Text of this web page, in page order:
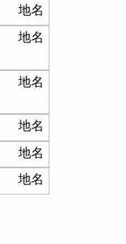
地名
地名
地名
地名
地名
地名